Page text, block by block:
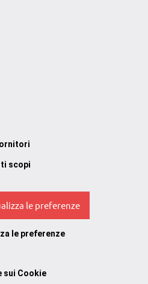
scopi
le preferenze
le preferenze
sui Cookie